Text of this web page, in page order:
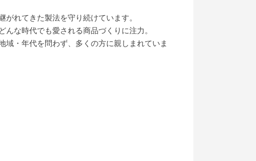
れてきた製法を守り続けています。
な時代でも愛される商品づくりに注力。
・年代を問わず、多くの方に親しまれていま